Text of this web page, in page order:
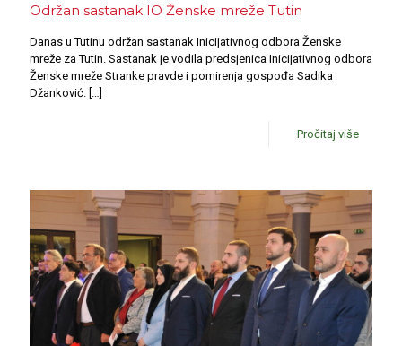
Održan sastanak IO Ženske mreže Tutin
Danas u Tutinu održan sastanak Inicijativnog odbora Ženske
mreže za Tutin. Sastanak je vodila predsjenica Inicijativnog odbora
Ženske mreže Stranke pravde i pomirenja gospođa Sadika
Džanković. […]
Pročitaj više